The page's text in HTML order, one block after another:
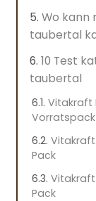
Wo kann
taubertal
10 Test
taubertal
Vitakraft
Vorratspack
Vitakraft
Pack
Vitakraft
Pack